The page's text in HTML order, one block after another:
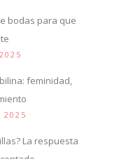
bodas para que
feminidad,
2025
La respuesta